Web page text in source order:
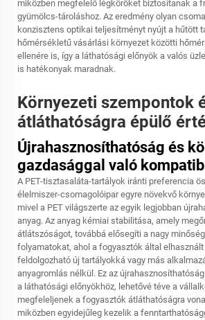
miközben megfelelő légköröket biztosítanak a
gyümölcs-tároláshoz. Az eredmény olyan
konzisztens optikai teljesítményt nyújt a hűtött
hőmérsékletű vásárlási környezet közötti
ellenére is, így a láthatósági előnyök a valós
is hatékonyak maradnak.
Környezeti szempontok
átláthatóságra épülő
Újrahasznosíthatóság és
gazdasággal való
A PET-tisztasaláta-tartályok iránti preferencia
élelmiszer-csomagolóipar egyre növekvő
mivel a PET világszerte az egyik legjobban
anyag. Az anyag kémiai stabilitása, amely
átlátszóságot, továbbá elősegíti a nagy
folyamatokat, ahol a fogyasztók által elhasznált
feldolgozható új tartályokká vagy más
anyagromlás nélkül. Ez az
a láthatósági előnyökhöz, lehetővé téve a
megfeleljenek a fogyasztók átláthatóságra
miközben egyidejűleg kezelik a